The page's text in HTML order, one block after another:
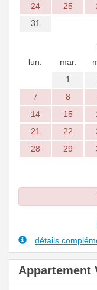
24
25
31
lun.
mar.
1
7
8
14
15
21
22
28
29
détails
Appartement